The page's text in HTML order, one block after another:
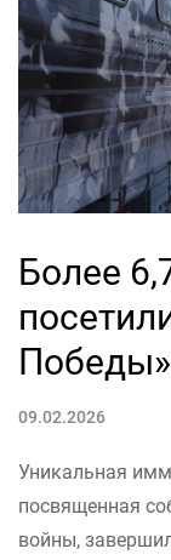
Более
09.02.2026
Уникальная
посвященная
войны,